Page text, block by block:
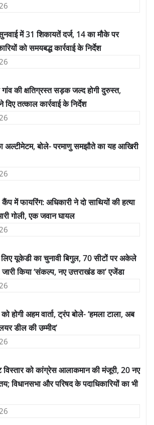
में 31 शिकायतें दर्ज, 14 का मौके पर
को समयबद्ध कार्रवाई के निर्देश
की क्षतिग्रस्त सड़क जल्द होगी दुरुस्त,
दिए तत्काल कार्रवाई के निर्देश
अल्टीमेटम, बोले- परमाणु समझौते का यह आखिरी
में फायरिंग: अधिकारी ने दो साथियों की हत्या
गोली, एक जवान घायल
यूकेडी का चुनावी बिगुल, 70 सीटों पर अकेले
किया ‘संकल्प, नए उत्तराखंड का’ एजेंडा
होगी अहम वार्ता, ट्रंप बोले- ‘हमला टाला, अब
डील की उम्मीद’
विस्तार को कांग्रेस आलाकमान की मंजूरी, 20 नए
विधानसभा और परिषद के पदाधिकारियों का भी